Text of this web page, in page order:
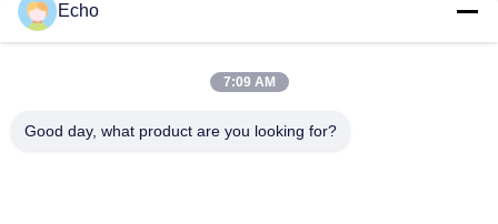
Kawat Tembaga Bulat Berenamel Poliuretan 0,06Mm
155°C/180°C untuk Padatan Terisolasi Tembaga Kemurnian
Tinggi
Kawat Magnet Tembaga Berenamel 0,032mm Untuk Sensor
Echo
7:09 AM
Good day, what product are you looking for?